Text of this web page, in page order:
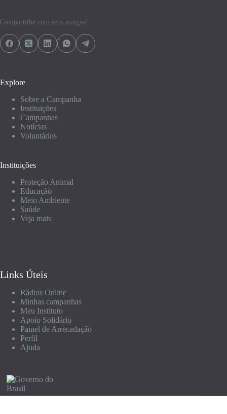
Compartilhe com seus amigos!
Explore
Sobre a Campanha
Instituições
Campanhas
Notícias
Voluntários
Instituições
Proteção Animal
Educação
Meio Ambiente
Saúde
Veja mais
Links Úteis
Rádios Online
Minhas campanhas
Meu Instituto
Apoio Solidário
Painel de Arrecadação
Perfil
Ajuda